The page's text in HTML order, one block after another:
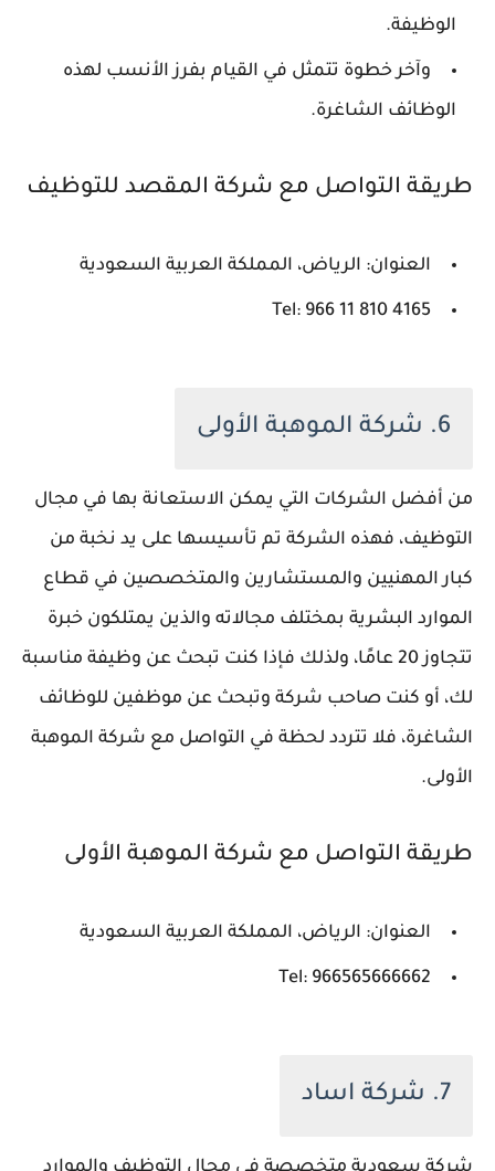
الوظيفة.
وآخر خطوة تتمثل في القيام بفرز الأنسب لهذه
الوظائف الشاغرة.
طريقة التواصل مع شركة المقصد للتوظيف
العنوان: الرياض، المملكة العربية السعودية
Tel: 966 11 810 4165
6. شركة الموهبة الأولى
من أفضل الشركات التي يمكن الاستعانة بها في مجال
التوظيف، فهذه الشركة تم تأسيسها على يد نخبة من
كبار المهنيين والمستشارين والمتخصصين في قطاع
الموارد البشرية بمختلف مجالاته والذين يمتلكون خبرة
تتجاوز 20 عامًا، ولذلك فإذا كنت تبحث عن وظيفة مناسبة
لك، أو كنت صاحب شركة وتبحث عن موظفين للوظائف
الشاغرة، فلا تتردد لحظة في التواصل مع شركة الموهبة
الأولى.
طريقة التواصل مع شركة الموهبة الأولى
العنوان: الرياض، المملكة العربية السعودية
Tel: 966565666662
7. شركة اساد